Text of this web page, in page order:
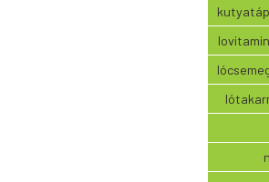
kutyatáp
lovitamin